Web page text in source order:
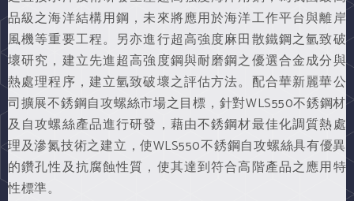
品級之海洋結構用鋼，未來將應用於海洋工作平台與離岸
風機等重要工程。另亦進行超高強度麻田散鐵鋼之氫致破
壞研究，建立先進超高強度鋼與耐磨鋼之優選合金成分與
熱處理程序，建立氫致破壞之評估方法。配合華新麗華公
司擴展不銹鋼自攻螺絲市場之目標，針對WLS550不銹鋼材
及自攻螺絲產品進行研發，藉由不銹鋼材最佳化調質熱處
理及滲氮技術之建立，使WLS550不銹鋼自攻螺絲具有優異
的鑽孔性及抗腐蝕性質，使其達到符合高階產品之應用特
性標準。